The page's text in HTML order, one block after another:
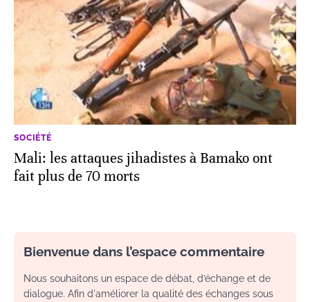
SOCIÉTÉ
Mali: les attaques jihadistes à Bamako ont
fait plus de 70 morts
Bienvenue dans l’espace commentaire
Nous souhaitons un espace de débat, d’échange et de
dialogue. Afin d'améliorer la qualité des échanges sous